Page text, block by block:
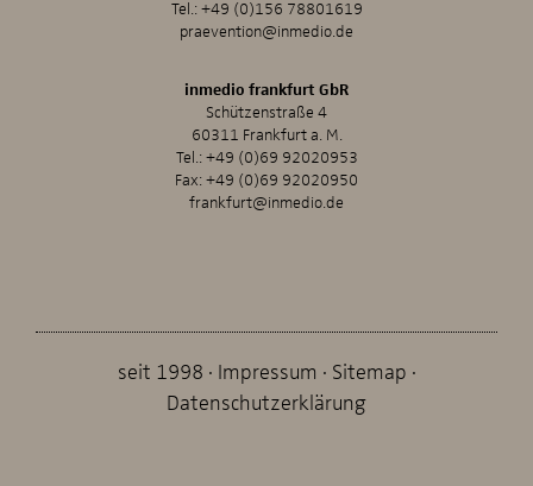
Tel.:+49 (0)156 78801619
praevention@inmedio.de
inmedio frankfurt GbR
Schützenstraße 4
60311 Frankfurt a. M.
Tel.:+49 (0)69 92020953
Fax: +49 (0)69 92020950
frankfurt@inmedio.de
seit 1998 Impressum Sitemap
Datenschutzerklärung